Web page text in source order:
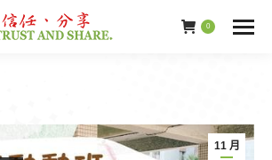
0
11 月